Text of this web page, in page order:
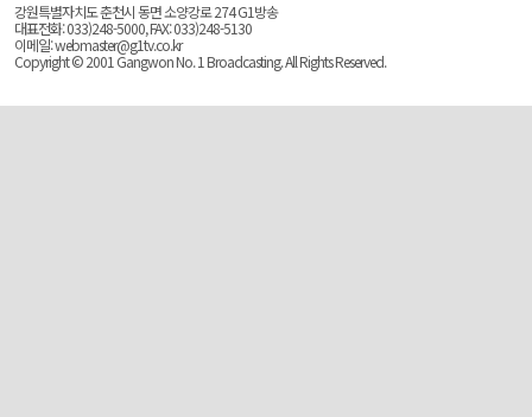
강원특별자치도 춘천시 동면 소양강로 274 G1방송
대표전화: 033)248-5000, FAX: 033)248-5130
이메일: webmaster@g1tv.co.kr
Copyright © 2001 Gangwon No. 1 Broadcasting. All Rights Reserved.